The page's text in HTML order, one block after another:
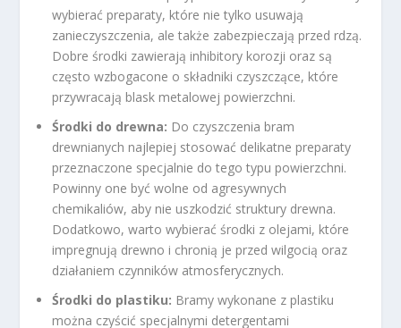
wybierać preparaty, które nie tylko usuwają
zanieczyszczenia, ale także zabezpieczają przed rdzą.
Dobre środki zawierają inhibitory korozji oraz są
często wzbogacone o składniki czyszczące, które
przywracają blask metalowej powierzchni.
Środki do drewna: Do czyszczenia bram
drewnianych najlepiej stosować delikatne preparaty
przeznaczone specjalnie do tego typu powierzchni.
Powinny one być wolne od agresywnych
chemikaliów, aby nie uszkodzić struktury drewna.
Dodatkowo, warto wybierać środki z olejami, które
impregnują drewno i chronią je przed wilgocią oraz
działaniem czynników atmosferycznych.
Środki do plastiku: Bramy wykonane z plastiku
można czyścić specjalnymi detergentami